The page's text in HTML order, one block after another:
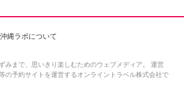
沖縄ラボについて
みまで、思いきり楽しむためのウェブメディア。 運営
の予約サイトを運営するオンライントラベル株式会社で